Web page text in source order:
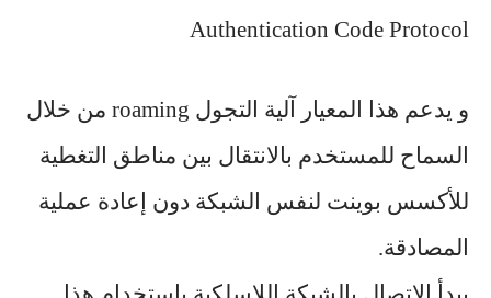
Authentication Code Protocol
و يدعم هذا المعيار آلية التجول roaming من خلال
السماح للمستخدم بالانتقال بين مناطق التغطية
للأكسس بوينت لنفس الشبكة دون إعادة عملية
المصادقة.